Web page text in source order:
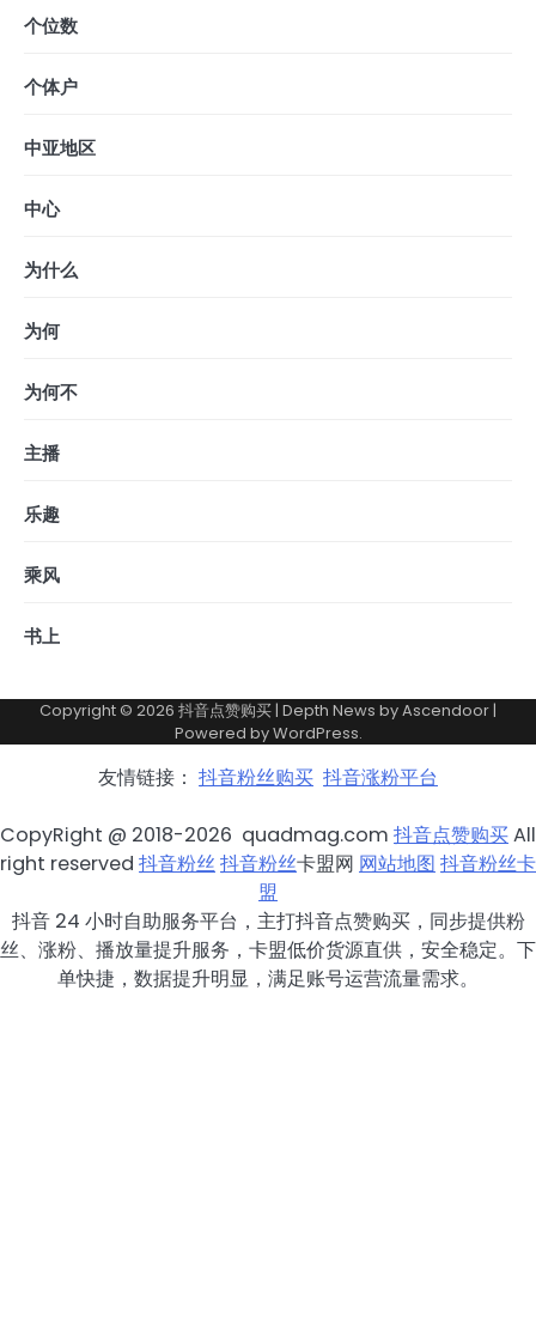
个位数
个体户
中亚地区
中心
为什么
为何
为何不
主播
乐趣
乘风
书上
Copyright © 2026 抖音点赞购买 | Depth News byAscendoor |
Powered byWordPress.
友情链接： 抖音粉丝购买 抖音涨粉平台
CopyRight @ 2018-2026 quadmag.com 抖音点赞购买All
right reserved 抖音粉丝抖音粉丝卡盟网 网站地图 抖音粉丝卡
盟
抖音 24 小时自助服务平台，主打抖音点赞购买，同步提供粉
丝、涨粉、播放量提升服务，卡盟低价货源直供，安全稳定。下
单快捷，数据提升明显，满足账号运营流量需求。